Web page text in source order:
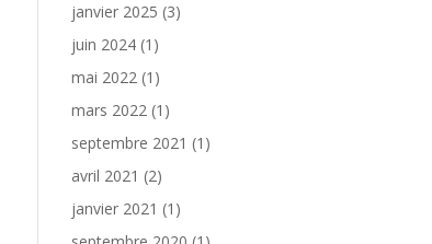
janvier 2025 (3)
juin 2024 (1)
mai 2022 (1)
mars 2022 (1)
septembre 2021 (1)
avril 2021 (2)
janvier 2021 (1)